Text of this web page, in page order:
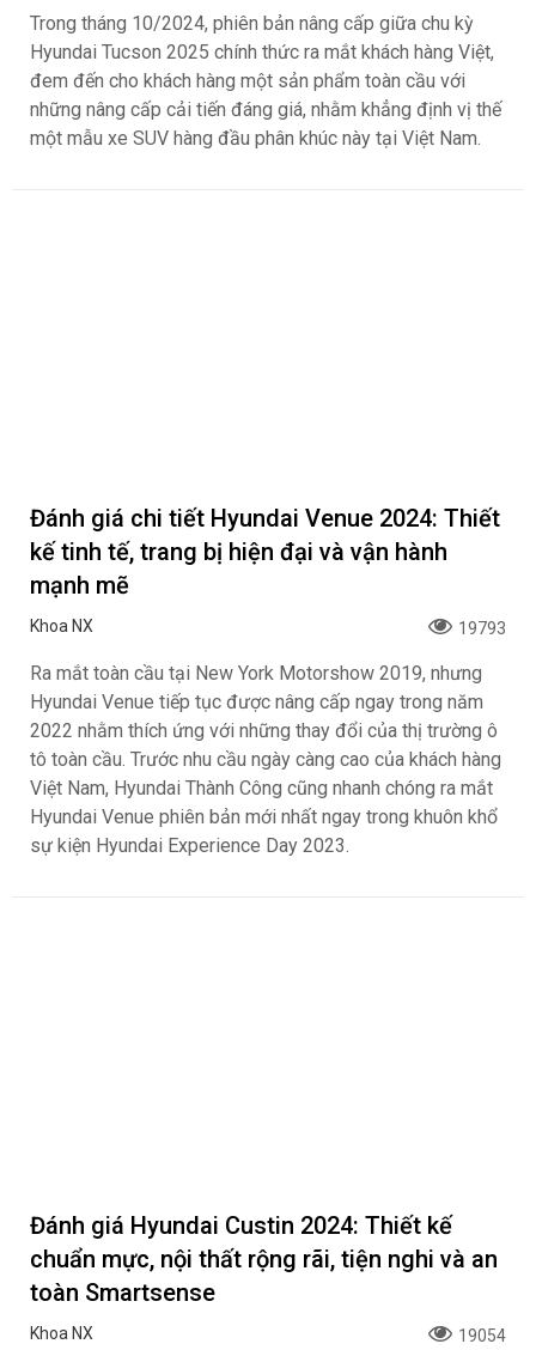
Trong tháng 10/2024, phiên bản nâng cấp giữa chu kỳ
Hyundai Tucson 2025 chính thức ra mắt khách hàng Việt,
đem đến cho khách hàng một sản phẩm toàn cầu với
những nâng cấp cải tiến đáng giá, nhằm khẳng định vị thế
một mẫu xe SUV hàng đầu phân khúc này tại Việt Nam.
Đánh giá chi tiết Hyundai Venue 2024: Thiết
kế tinh tế, trang bị hiện đại và vận hành
mạnh mẽ
Khoa NX 19793
Ra mắt toàn cầu tại New York Motorshow 2019, nhưng
Hyundai Venue tiếp tục được nâng cấp ngay trong năm
2022 nhằm thích ứng với những thay đổi của thị trường ô
tô toàn cầu. Trước nhu cầu ngày càng cao của khách hàng
Việt Nam, Hyundai Thành Công cũng nhanh chóng ra mắt
Hyundai Venue phiên bản mới nhất ngay trong khuôn khổ
sự kiện Hyundai Experience Day 2023.
Đánh giá Hyundai Custin 2024: Thiết kế
chuẩn mực, nội thất rộng rãi, tiện nghi và an
toàn Smartsense
Khoa NX 19054